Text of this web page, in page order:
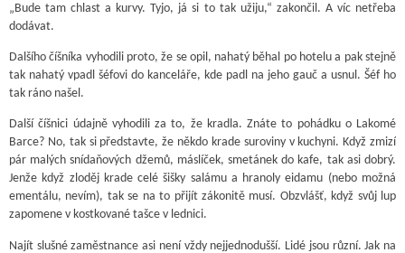
„Bude tam chlast a kurvy. Tyjo, já si to tak užiju,“ zakončil. A víc netřeba
dodávat.
Dalšího číšníka vyhodili proto, že se opil, nahatý běhal po hotelu a pak stejně
tak nahatý vpadl šéfovi do kanceláře, kde padl na jeho gauč a usnul. Šéf ho
tak ráno našel.
Další číšnici údajně vyhodili za to, že kradla. Znáte to pohádku o Lakomé
Barce? No, tak si představte, že někdo krade suroviny v kuchyni. Když zmizí
pár malých snídaňových džemů, máslíček, smetánek do kafe, tak asi dobrý.
Jenže když zloděj krade celé šišky salámu a hranoly eidamu (nebo možná
ementálu, nevím), tak se na to přijít zákonitě musí. Obzvlášť, když svůj lup
zapomene v kostkované tašce v lednici.
Najít slušné zaměstnance asi není vždy nejjednodušší. Lidé jsou různí. Jak na